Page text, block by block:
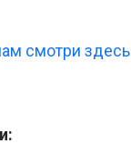
смотри здесь